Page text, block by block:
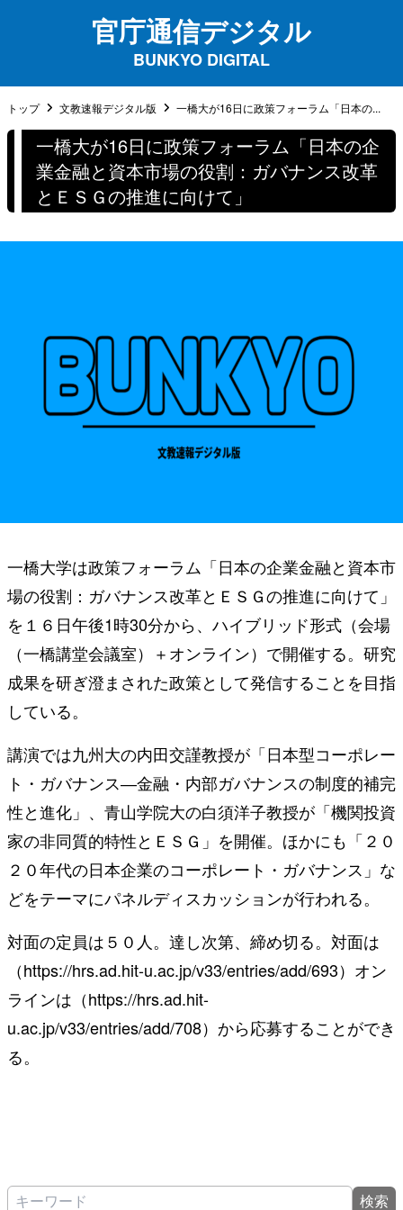
官庁通信デジタル
BUNKYO DIGITAL
トップ 文教速報デジタル版 一橋大が16日に政策フォーラム「日本の...
一橋大が16日に政策フォーラム「日本の企
業金融と資本市場の役割：ガバナンス改革
とＥＳＧの推進に向けて」
一橋大学は政策フォーラム「日本の企業金融と資本市
場の役割：ガバナンス改革とＥＳＧの推進に向けて」
を１６日午後1時30分から、ハイブリッド形式（会場
（一橋講堂会議室）＋オンライン）で開催する。研究
成果を研ぎ澄まされた政策として発信することを目指
している。
講演では九州大の内田交謹教授が「日本型コーポレー
ト・ガバナンス―金融・内部ガバナンスの制度的補完
性と進化」、青山学院大の白須洋子教授が「機関投資
家の非同質的特性とＥＳＧ」を開催。ほかにも「２０
２０年代の日本企業のコーポレート・ガバナンス」な
どをテーマにパネルディスカッションが行われる。
対面の定員は５０人。達し次第、締め切る。対面は
（https://hrs.ad.hit-u.ac.jp/v33/entries/add/693）オン
ラインは（https://hrs.ad.hit-
u.ac.jp/v33/entries/add/708）から応募することができ
る。
検索